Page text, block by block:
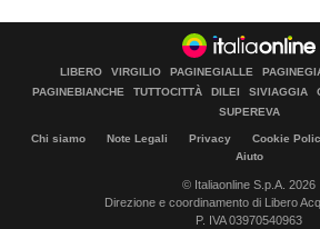
LIBERO VIRGILIO PAGINEGIALLE
PAGINEBIANCHE
TUTTOCITTÀ DILEI SIVIAGGIA
SUPEREVA
Chi siamo Note Legali Privacy Cookie
Aiuto
© Italiaonline S.p.A. 2026
Direzione e coordinamento di Libero
P. IVA 03970540963